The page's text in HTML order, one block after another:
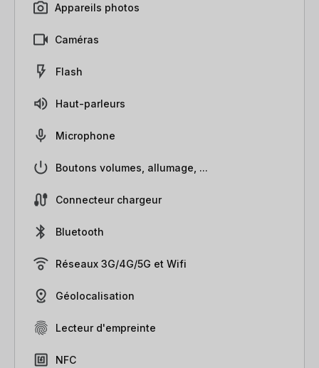
Appareils photos
Caméras
Flash
Haut-parleurs
Microphone
Boutons volumes, allumage, ...
Connecteur chargeur
Bluetooth
Réseaux 3G/4G/5G et Wifi
Géolocalisation
Lecteur d'empreinte
NFC